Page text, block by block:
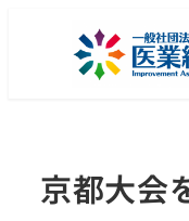
京都大会